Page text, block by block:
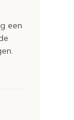
een